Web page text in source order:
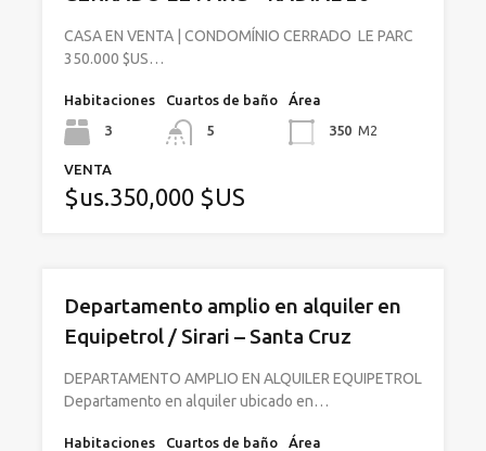
CASA EN VENTA | CONDOMÍNIO CERRADO LE PARC
350.000 $US…
Habitaciones
3
Cuartos de baño
5
Área
350 M2
VENTA
$us.350,000 $US
Departamento amplio en alquiler en
Equipetrol / Sirari – Santa Cruz
DEPARTAMENTO AMPLIO EN ALQUILER EQUIPETROL
Departamento en alquiler ubicado en…
Habitaciones
Cuartos de baño
Área